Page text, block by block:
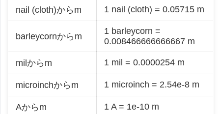
nail (cloth)からm 1 nail (cloth) = 0.05715 m
barleycornからm
1 barleycorn =
0.008466666666667 m
milからm 1 mil = 0.0000254 m
microinchからm 1 microinch = 2.54e-8 m
Aからm 1 A = 1e-10 m